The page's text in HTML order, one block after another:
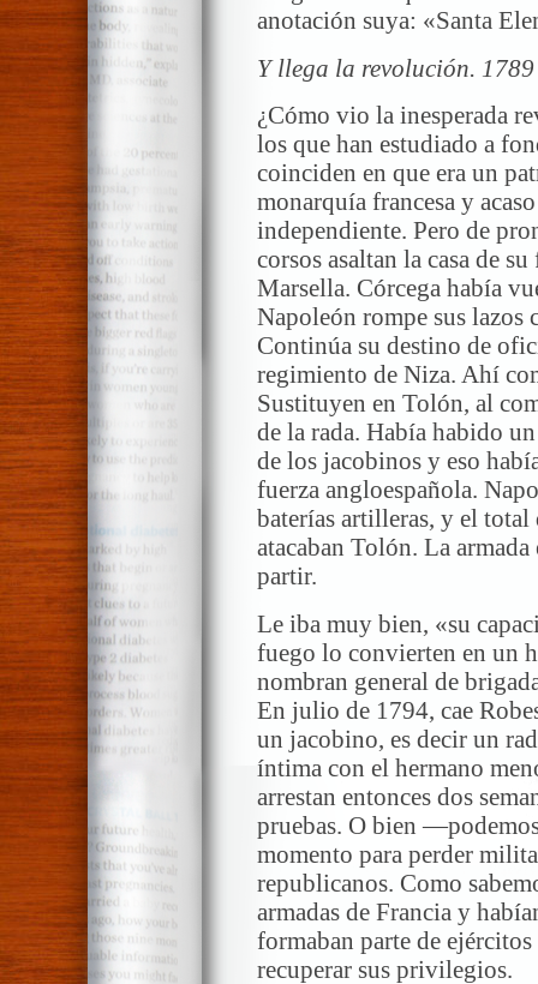
anotación suya: «Santa
Y llega la revolución. 1789
¿Cómo vio la inesperada
los que han estudiado a
coinciden en que era un
monarquía francesa y
independiente. Pero de
corsos asaltan la casa de
Marsella. Córcega había
Napoleón rompe sus lazos
Continúa su destino de
regimiento de Niza. Ahí
Sustituyen en Tolón, al
de la rada. Había habido
de los jacobinos y eso
fuerza angloespañola.
baterías artilleras, y el
atacaban Tolón. La
partir.
Le iba muy bien, «su
fuego lo convierten en un
nombran general de
En julio de 1794, cae
un jacobino, es decir un
íntima con el hermano
arrestan entonces dos
pruebas. O bien
momento para perder
republicanos. Como
armadas de Francia y
formaban parte de
recuperar sus privilegios.